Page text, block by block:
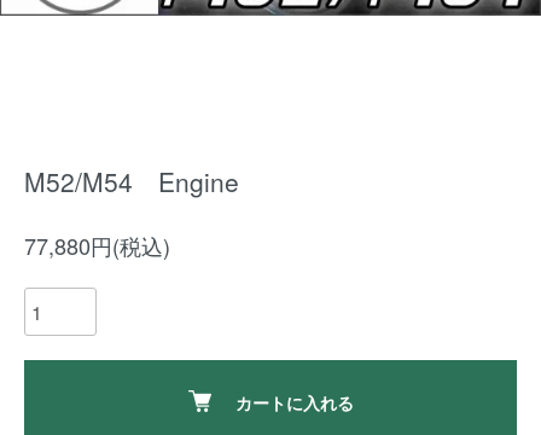
M52/M54 Engine
77,880円(税込)
カートに入れる